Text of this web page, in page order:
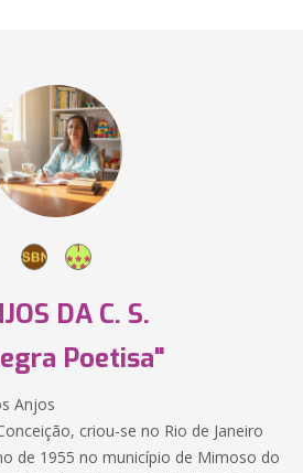
DA C. S.
Poetisa"
Anjos
criou-se no Rio de Janeiro
de 1955 no município de Mimoso do